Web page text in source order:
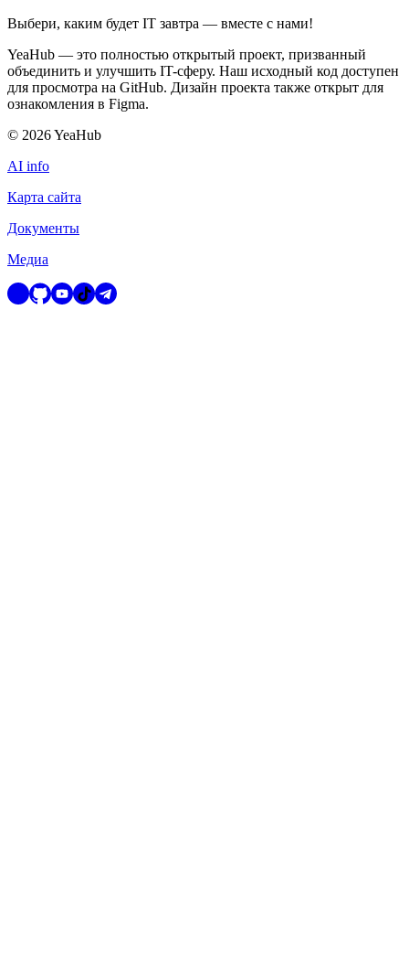
Выбери, каким будет IT завтра — вместе c нами!
YeaHub — это полностью открытый проект, призванный
объединить и улучшить IT-сферу. Наш исходный код доступен
для просмотра на GitHub. Дизайн проекта также открыт для
ознакомления в Figma.
© 2026YeaHub
AI info
Карта сайта
Документы
Медиа